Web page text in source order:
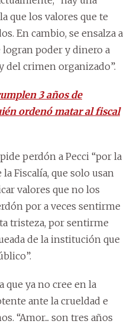
que los valores que te
En cambio, se ensalza a
poder y dinero a
del crimen organizado”.
3 años de
ordenó matar al fiscal
perdón a Pecci “por la
Fiscalía, que solo usan
valores que no los
por a veces sentirme
tristeza, por sentirme
de la institución que
que ya no cree en la
ante la crueldad e
“Amor... son tres años